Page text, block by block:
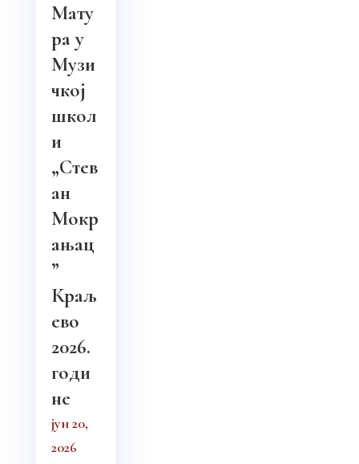
Мату
ра у
Музи
чкој
школ
и
„Стев
ан
Мокр
ањац
”
Краљ
ево
2026.
годи
не
јун 20,
2026